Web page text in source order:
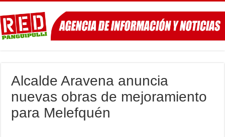
Alcalde Aravena anuncia
nuevas obras de mejoramiento
para Melefquén